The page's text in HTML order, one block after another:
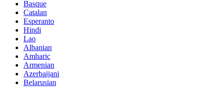
Basque
Catalan
Esperanto
Hindi
Lao
Albanian
Amharic
Armenian
Azerbaijani
Belarusian